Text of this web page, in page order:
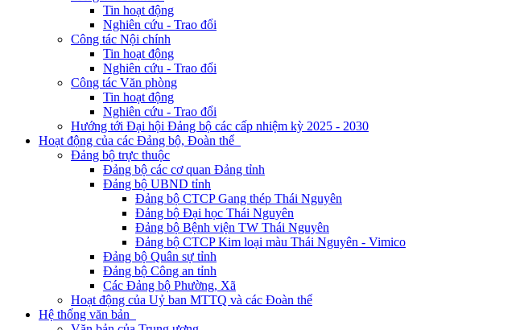
Tin hoạt động
Nghiên cứu - Trao đổi
Công tác Nội chính
Tin hoạt động
Nghiên cứu - Trao đổi
Công tác Văn phòng
Tin hoạt động
Nghiên cứu - Trao đổi
Hướng tới Đại hội Đảng bộ các cấp nhiệm kỳ 2025 - 2030
Hoạt động của các Đảng bộ, Đoàn thể
Đảng bộ trực thuộc
Đảng bộ các cơ quan Đảng tỉnh
Đảng bộ UBND tỉnh
Đảng bộ CTCP Gang thép Thái Nguyên
Đảng bộ Đại học Thái Nguyên
Đảng bộ Bệnh viện TW Thái Nguyên
Đảng bộ CTCP Kim loại màu Thái Nguyên - Vimico
Đảng bộ Quân sự tỉnh
Đảng bộ Công an tỉnh
Các Đảng bộ Phường, Xã
Hoạt động của Uỷ ban MTTQ và các Đoàn thể
Hệ thống văn bản